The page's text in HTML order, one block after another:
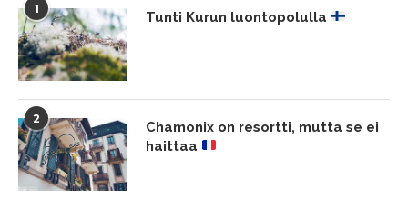
1
Tunti Kurun luontopolulla
2
Chamonix on resortti, mutta se ei
haittaa